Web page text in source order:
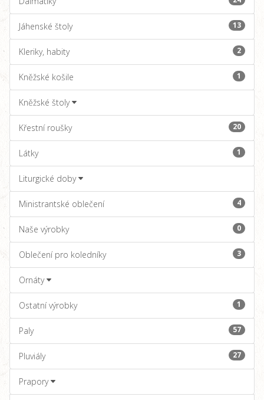
Jáhenské štoly 13
Kleriky, habity 2
Kněžské košile 1
Kněžské štoly
Křestní roušky 20
Látky 1
Liturgické doby
Ministrantské oblečení 4
Naše výrobky 0
Oblečení pro koledníky 3
Ornáty
Ostatní výrobky 1
Paly 57
Pluviály 27
Prapory